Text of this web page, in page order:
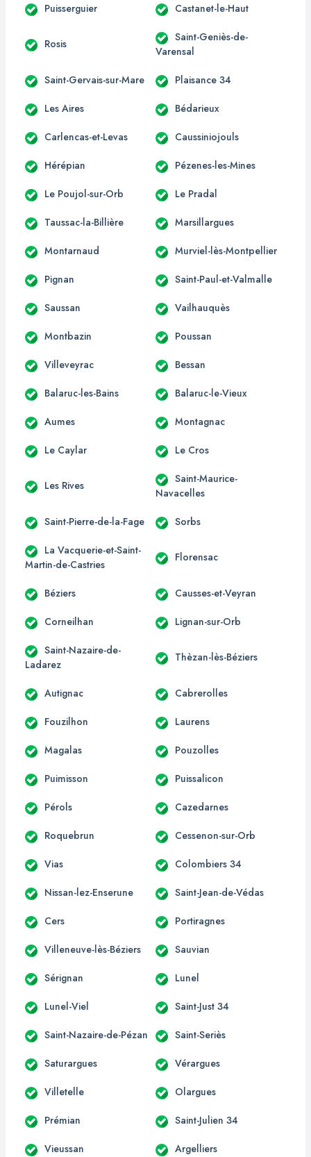
Puisserguier Castanet-le-Haut
Rosis
Saint-Geniès-de-
Varensal
Saint-Gervais-sur-Mare Plaisance 34
Les Aires Bédarieux
Carlencas-et-Levas Caussiniojouls
Hérépian Pézenes-les-Mines
Le Poujol-sur-Orb Le Pradal
Taussac-la-Billière Marsillargues
Montarnaud Murviel-lès-Montpellier
Pignan Saint-Paul-et-Valmalle
Saussan Vailhauquès
Montbazin Poussan
Villeveyrac Bessan
Balaruc-les-Bains Balaruc-le-Vieux
Aumes Montagnac
Le Caylar Le Cros
Les Rives
Saint-Maurice-
Navacelles
Saint-Pierre-de-la-Fage Sorbs
La Vacquerie-et-Saint-
Martin-de-Castries
Florensac
Béziers Causses-et-Veyran
Corneilhan Lignan-sur-Orb
Saint-Nazaire-de-
Ladarez
Thèzan-lès-Béziers
Autignac Cabrerolles
Fouzilhon Laurens
Magalas Pouzolles
Puimisson Puissalicon
Pérols Cazedarnes
Roquebrun Cessenon-sur-Orb
Vias Colombiers 34
Nissan-lez-Enserune Saint-Jean-de-Védas
Cers Portiragnes
Villeneuve-lès-Béziers Sauvian
Sérignan Lunel
Lunel-Viel Saint-Just 34
Saint-Nazaire-de-Pézan Saint-Seriès
Saturargues Vérargues
Villetelle Olargues
Prémian Saint-Julien 34
Vieussan Argelliers